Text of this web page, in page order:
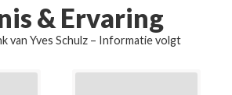
& Ervaring
van Yves Schulz – Informatie volgt